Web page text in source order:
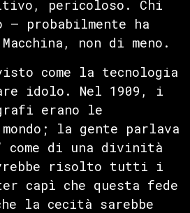
pericoloso. Chi
— probabilmente ha
non di meno.
come la tecnologia
idolo. Nel 1909, i
erano le
la gente parlava
come di una divinità
risolto tutti i
capì che questa fede
la cecità sarebbe